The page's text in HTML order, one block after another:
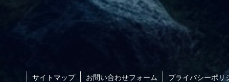
サイトマップ お問い合わせフォーム プライバシーポリ